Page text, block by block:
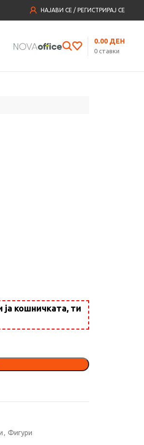
НАЈАВИ СЕ / РЕГИСТРИРАЈ СЕ
0ставки
0.00 ДЕН
кошничката, ти
, Фигури